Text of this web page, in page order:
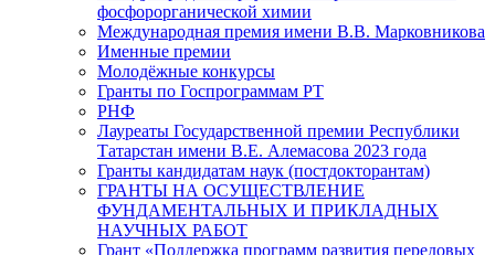
фосфорорганической химии
Международная премия имени В.В. Марковникова
Именные премии
Молодёжные конкурсы
Гранты по Госпрограммам РТ
РНФ
Лауреаты Государственной премии Республики
Татарстан имени В.Е. Алемасова 2023 года
Гранты кандидатам наук (постдокторантам)
ГРАНТЫ НА ОСУЩЕСТВЛЕНИЕ
ФУНДАМЕНТАЛЬНЫХ И ПРИКЛАДНЫХ
НАУЧНЫХ РАБОТ
Грант «Поддержка программ развития передовых